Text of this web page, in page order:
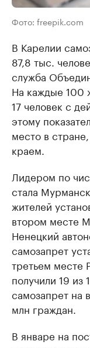
Фото: freepik.com
В Карелии
87,8 тыс.
служба
На каждые 100
17 человек с
этому
место в
краем.
Лидером по
стала
жителей
втором месте
Ненецкий
самозапрет
третьем месте
получили 19
самозапрет на
млн граждан.
В январе на